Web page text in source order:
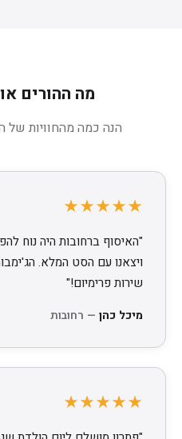
מה ההורים
הנה כמה מהחוויות של
★★★★★
ויצאנו עם הסט המלא.
שירות פרימיום!"
מיכל כהן — רחובות
★★★★★